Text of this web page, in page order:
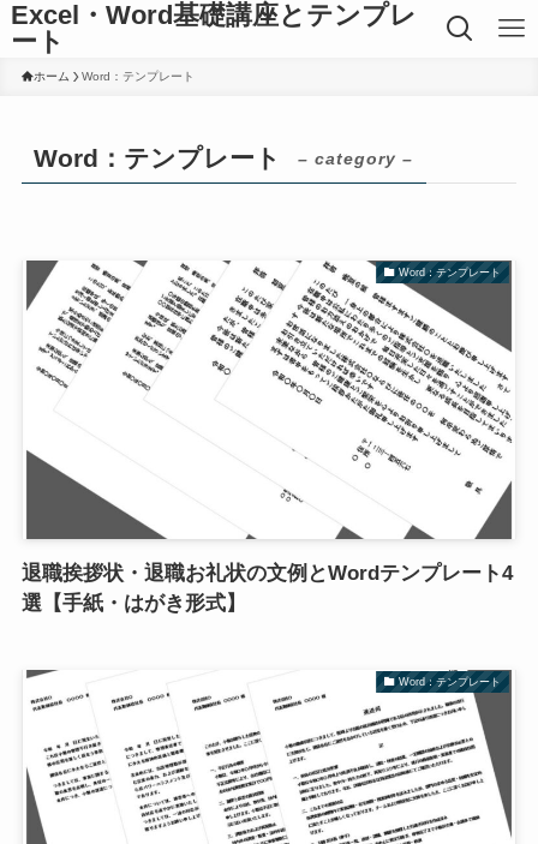
Excel・Word基礎講座とテンプレ
ート
ホーム Word：テンプレート
Word：テンプレート – category –
Word：テンプレート
退職挨拶状・退職お礼状の文例とWordテンプレート4
選【手紙・はがき形式】
Word：テンプレート